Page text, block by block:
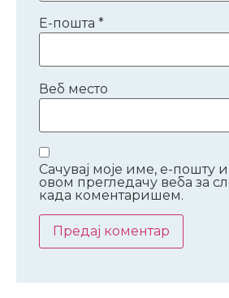
Е-пошта *
Веб место
Сачувај моје име, е-пошту
овом прегледачу веба за
када коментаришем.